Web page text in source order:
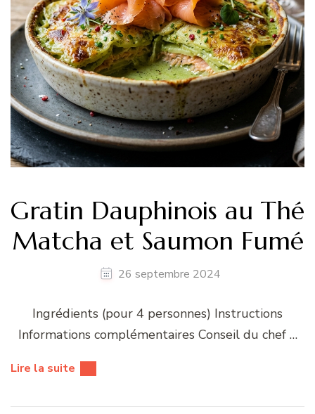
Gratin Dauphinois au Thé
Matcha et Saumon Fumé
26 septembre 2024
Ingrédients (pour 4 personnes) Instructions
Informations complémentaires Conseil du chef …
Lire la suite